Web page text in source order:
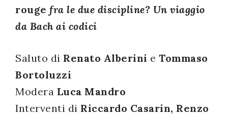
rouge fra le due discipline? Un viaggio
da Bach ai codici
Saluto di Renato Alberini e Tommaso
Bortoluzzi
Modera Luca Mandro
Interventi di Riccardo Casarin, Renzo
Registrazione
avvenuta con